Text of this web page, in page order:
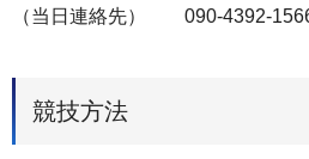
（当日連絡先） 090-4392-
競技方法